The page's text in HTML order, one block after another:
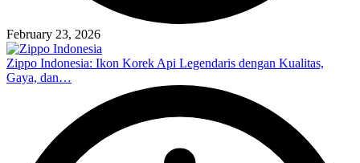
February 23, 2026
Zippo Indonesia: Ikon Korek Api Legendaris dengan Kualitas,
Gaya, dan…